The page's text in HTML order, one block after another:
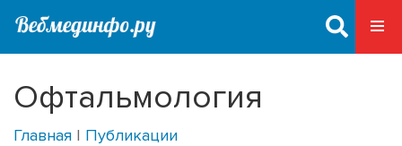
Офтальмология
Главная | Публикации